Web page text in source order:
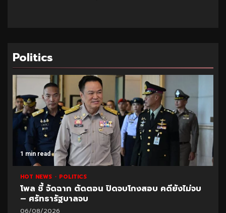
Politics
1 min read
HOT NEWS POLITICS
ตั้งกรรมการสอบ “หน.อุทยานสิมิลัน” อนุญาต
“อ.วีระ” พักแรมฝ่าฝืนประกาศ
06/08/2026